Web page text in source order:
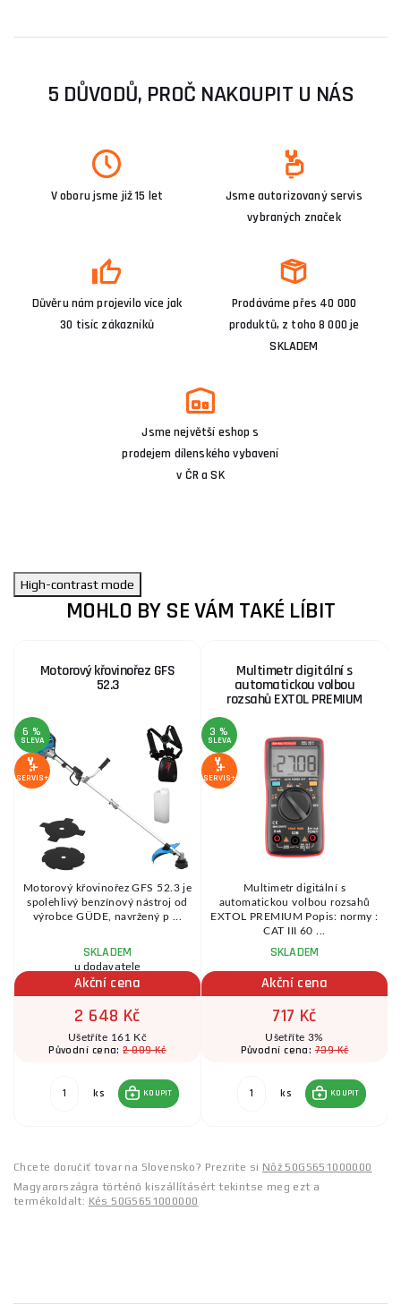
5 DŮVODŮ, PROČ NAKOUPIT U NÁS
V oboru jsme již 15 let
Jsme autorizovaný servis
vybraných značek
Důvěru nám projevilo více jak
30 tisíc zákazníků
Prodáváme přes 40 000
produktů, z toho 8 000 je
SKLADEM
Jsme největší eshop s
prodejem dílenského vybavení
v ČR a SK
High-contrast mode
MOHLO BY SE VÁM TAKÉ LÍBIT
Motorový křovinořez GFS
52.3
6 %
SLEVA
SERVIS+
Motorový křovinořez GFS 52.3 je
spolehlivý benzínový nástroj od
výrobce GÜDE, navržený p ...
SKLADEM
u dodavatele
Akční cena
2 648 Kč
Ušetříte 161 Kč
Původní cena:2 809 Kč
ks KOUPIT
Multimetr digitální s
automatickou volbou
rozsahů EXTOL PREMIUM
3 %
SLEVA
SERVIS+
Multimetr digitální s
automatickou volbou rozsahů
EXTOL PREMIUM Popis: normy :
CAT III 60 ...
SKLADEM
Akční cena
717 Kč
Ušetříte 3%
Původní cena:739 Kč
ks KOUPIT
Chcete doručiť tovar na Slovensko? Prezrite si Nôž 50GS651000000
Magyarországra történő kiszállításért tekintse meg ezt a
termékoldalt: Kés 50GS651000000